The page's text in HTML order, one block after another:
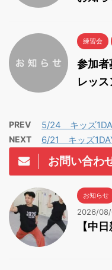
練習会
参加者
レッス
PREV 5/24 キッズ
NEXT 6/21 キッズ
お問い合わ
お知らせ
2026/
【中